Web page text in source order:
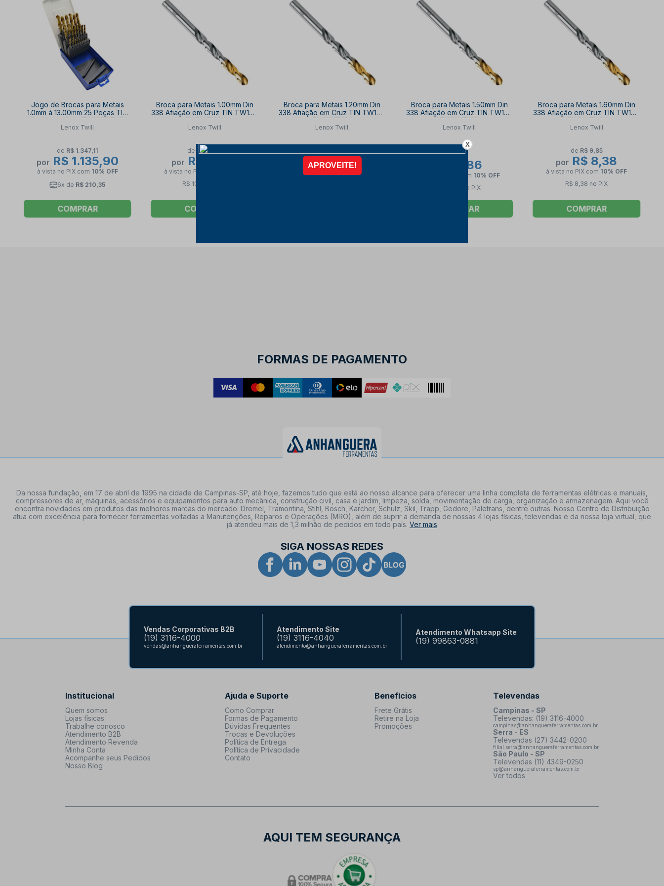
Jogo de Brocas para Metais
1.0mm à 13.00mm 25 Peças TIN
Afiação em Cruz TW100 LENOX
TWILL
Lenox Twill
de R$ 1.347,11
por R$ 1.135,90
à vista no PIX com 10% OFF
6x de R$ 210,35
COMPRAR
Broca para Metais 1.00mm Din
338 Afiação em Cruz TIN TW100
LENOX TWILL
Lenox Twill
de R$ 12,22
por R$ 10,60
à vista no PIX
R$ 10,60 no PIX
COMPRAR
Broca para Metais 1.20mm Din
338 Afiação em Cruz TIN TW100
LENOX TWILL
Lenox Twill
R$ 11,70
à vista no PIXcom10% OFF
Broca para Metais 1.50mm Din
338 Afiação em Cruz TIN TW100
LENOX TWILL
Lenox Twill
R$ 8,86
com 10% OFF
R$ 8,86 no PIX
COMPRAR
Broca para Metais 1.60mm Din
338 Afiação em Cruz TIN TW100
LENOX TWILL
Lenox Twill
de R$ 9,85
por R$ 8,38
à vista no PIX com 10% OFF
R$ 8,38 no PIX
COMPRAR
FORMAS DE PAGAMENTO
Da nossa fundação, em 17 de abril de 1995 na cidade de Campinas-SP, até hoje, fazemos tudo que está ao nosso alcance para oferecer uma linha completa de ferramentas elétricas e manuais,
compressores de ar, máquinas, acessórios e equipamentos para auto mecânica, construção civil, casa e jardim, limpeza, solda, movimentação de carga, organização e armazenagem. Aqui você
encontra novidades em produtos das melhores marcas do mercado: Dremel, Tramontina, Stihl, Bosch, Kärcher, Schulz, Skil, Trapp, Gedore, Paletrans, dentre outras. Nosso Centro de Distribuição
atua com excelência para fornecer ferramentas voltadas a Manutenções, Reparos e Operações (MRO), além de suprir a demanda de nossas 4 lojas físicas, televendas e da nossa loja virtual, que
já atendeu mais de 1,3 milhão de pedidos em todo país. Ver mais
SIGA NOSSAS REDES
Vendas Corporativas B2B
(19) 3116-4000
vendas@anhangueraferramentas.com.br
Atendimento Site
(19) 3116-4040
atendimento@anhangueraferramentas.com.br
Atendimento Whatsapp Site
(19) 99863-0881
Institucional
Quem somos
Lojas físicas
Trabalhe conosco
Atendimento B2B
Atendimento Revenda
Minha Conta
Acompanhe seus Pedidos
Nosso Blog
Ajuda e Suporte
Como Comprar
Formas de Pagamento
Dúvidas Frequentes
Trocas e Devoluções
Política de Entrega
Política de Privacidade
Contato
Benefícios
Frete Grátis
Retire na Loja
Promoções
Televendas
Campinas - SP
Televendas: (19) 3116-4000
campinas@anhangueraferramentas.com.br
Serra - ES
Televendas (27) 3442-0200
filial.serra@anhangueraferramentas.com.br
São Paulo - SP
Televendas (11) 4349-0250
sp@anhangueraferramentas.com.br
Ver todos
AQUI TEM SEGURANÇA
X